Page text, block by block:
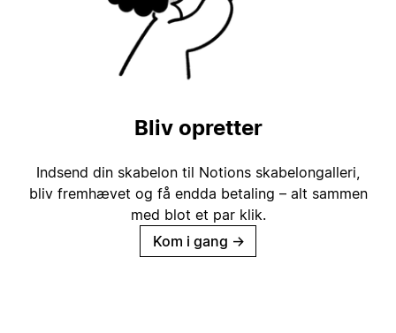
Bliv opretter
Indsend din skabelon til Notions skabelongalleri,
bliv fremhævet og få endda betaling – alt sammen
med blot et par klik.
Kom i gang →